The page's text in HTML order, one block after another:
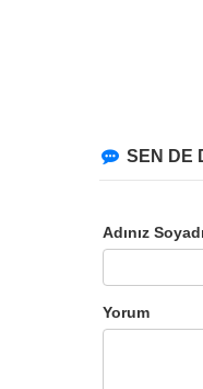
SEN DE
Adınız
Yorum